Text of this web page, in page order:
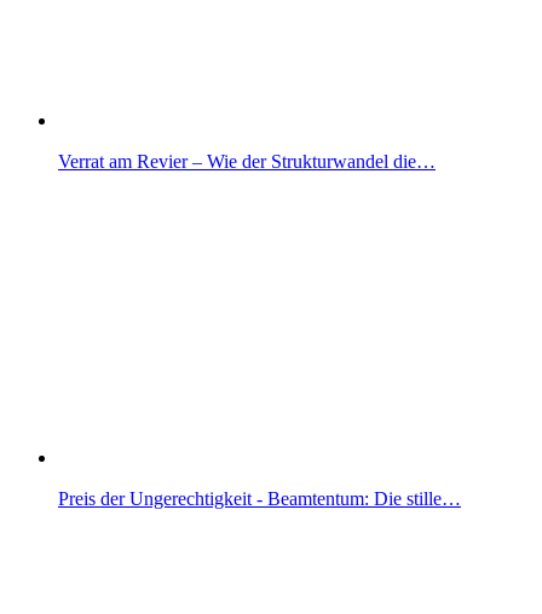
Verrat am Revier – Wie der Strukturwandel die…
Preis der Ungerechtigkeit - Beamtentum: Die stille…